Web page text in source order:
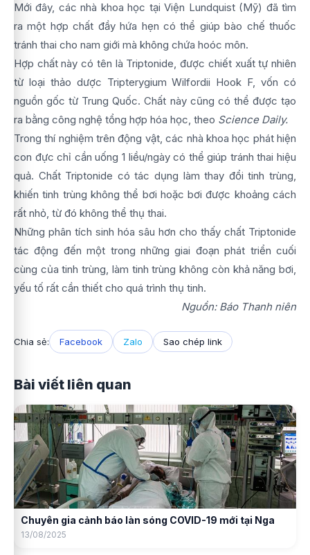
Mới đây, các nhà khoa học tại Viện Lundquist (Mỹ) đã tìm
ra một hợp chất đầy hứa hẹn có thể giúp bào chế thuốc
tránh thai cho nam giới mà không chứa hoóc môn.
Hợp chất này có tên là Triptonide, được chiết xuất tự nhiên
từ loại thảo dược Tripterygium Wilfordii Hook F, vốn có
nguồn gốc từ Trung Quốc. Chất này cũng có thể được tạo
ra bằng công nghệ tổng hợp hóa học, theo Science Daily.
Trong thí nghiệm trên động vật, các nhà khoa học phát hiện
con đực chỉ cần uống 1 liều/ngày có thể giúp tránh thai hiệu
quả. Chất Triptonide có tác dụng làm thay đổi tinh trùng,
khiến tinh trùng không thể bơi hoặc bơi được khoảng cách
rất nhỏ, từ đó không thể thụ thai.
Những phân tích sinh hóa sâu hơn cho thấy chất Triptonide
tác động đến một trong những giai đoạn phát triển cuối
cùng của tinh trùng, làm tinh trùng không còn khả năng bơi,
yếu tố rất cần thiết cho quá trình thụ tinh.
Nguồn: Báo Thanh niên
Chia sẻ: Facebook Zalo Sao chép link
Bài viết liên quan
Chuyên gia cảnh báo làn sóng COVID-19 mới tại Nga
13/08/2025